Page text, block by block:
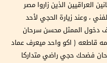
مع بعض الفنانين العراقيين الذين زاروا مصر
، وعند زيارة الحجي لأحد
دخول الممثل محسن سرحان
قاطعه ( اكو واحد ميعرف عماد
فضحك حجي راضي متداركا